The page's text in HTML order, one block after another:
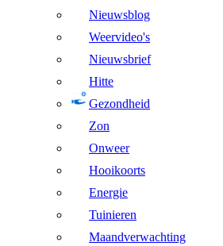
Nieuwsblog
Weervideo's
Nieuwsbrief
Hitte
Gezondheid
Zon
Onweer
Hooikoorts
Energie
Tuinieren
Maandverwachting